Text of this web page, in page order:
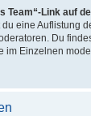
Team“-Link auf
eine Auflistung
Du
im Einzelnen